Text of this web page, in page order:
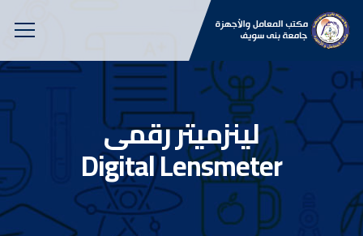
لينزميتر رقمى
Digital Lensmeter